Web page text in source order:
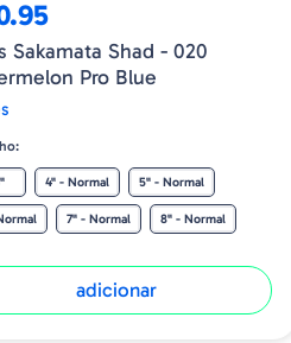
Sakamata Shad - 020
Pro Blue
4" - Normal 5" - Normal
7" - Normal 8" - Normal
adicionar